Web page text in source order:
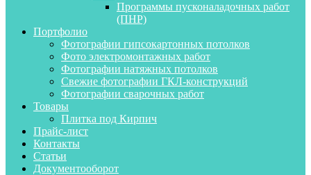
Программы пусконаладочных работ
(ПНР)
Портфолио
Фотографии гипсокартонных потолков
Фото электромонтажных работ
Фотографии натяжных потолков
Свежие фотографии ГКЛ-конструкций
Фотографии сварочных работ
Товары
Плитка под Кирпич
Прайс-лист
Контакты
Статьи
Документооборот